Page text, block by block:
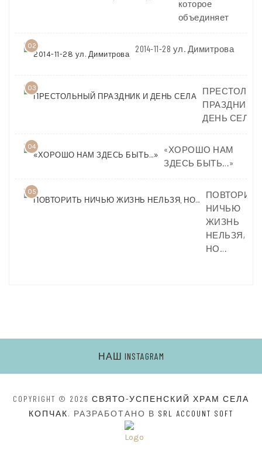
которое
объединяет
02 2014-11-28 ул. Димитрова
03
ПРАЗДНИК И
ДЕНЬ СЕЛА
04
«ХОРОШО НАМ
ЗДЕСЬ БЫТЬ…»
05
ПОВТОРИТЬ
НИЧЬЮ
ЖИЗНЬ
НЕЛЬЗЯ,
НО…
НАШ INSTAGRAM
COPYRIGHT © 2026 СВЯТО-УСПЕНСКИЙ ХРАМ СЕЛА
КОПЧАК. РАЗРАБОТАНО В SRL ACCOUNT SOFT